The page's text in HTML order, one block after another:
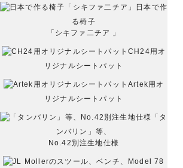
日本で作
る椅子
「シキファ二チア 」
CH24用オ
リジナルシートパット
Artek用オ
リジナルシートパット
「タ
ンバリン」等、
No.42別注生地仕様